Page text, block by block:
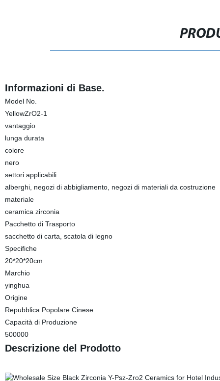
Informazioni di Base.
Model No.
YellowZrO2-1
vantaggio
lunga durata
colore
nero
settori applicabili
alberghi, negozi di abbigliamento, negozi di materiali da costruzione
materiale
ceramica zirconia
Pacchetto di Trasporto
sacchetto di carta, scatola di legno
Specifiche
20*20*20cm
Marchio
yinghua
Origine
Repubblica Popolare Cinese
Capacità di Produzione
500000
Descrizione del Prodotto